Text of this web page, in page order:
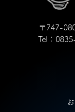
〒747-
Tel：